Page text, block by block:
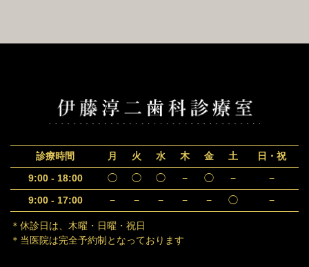
診療時間 月 火 水 木 金 土
日・祝
9:00 - 18:00
◯ ◯ ◯ − ◯ −
−
9:00 - 17:00
− − − − − ◯ −
＊休診日は、木曜・日曜・祝日
＊当医院は完全予約制となっております